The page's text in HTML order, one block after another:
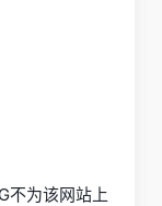
不为该网站上